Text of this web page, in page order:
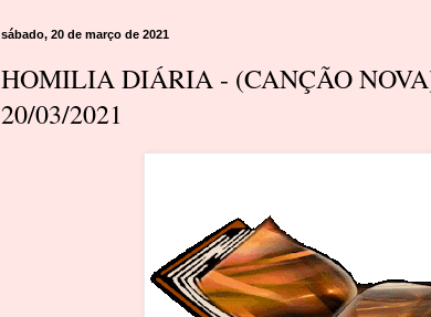
sábado, 20 de março de 2021
HOMILIA DIÁRIA - (CANÇÃO
20/03/2021